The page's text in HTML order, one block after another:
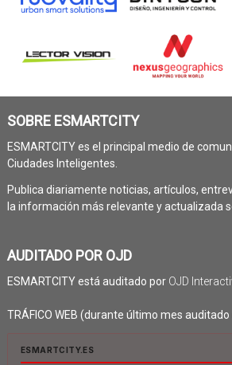
SOBRE ESMARTCITY
ESMARTCITY es el principal medio de
Ciudades Inteligentes.
Publica diariamente noticias, artículos,
la información más relevante y actualizada
AUDITADO POR OJD
ESMARTCITY está auditado por OJD
TRÁFICO WEB (durante último mes